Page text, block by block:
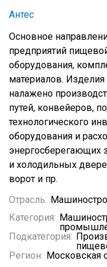
Антес
Основное
предприятий
оборудования,
материалов. Изделия
налажено
путей, конвейеров,
технологического
оборудования и
энергосберегающих
и холодильных
ворот и пр.
Отрасль:
Категория:
Подкатегория:
Регион: Московская